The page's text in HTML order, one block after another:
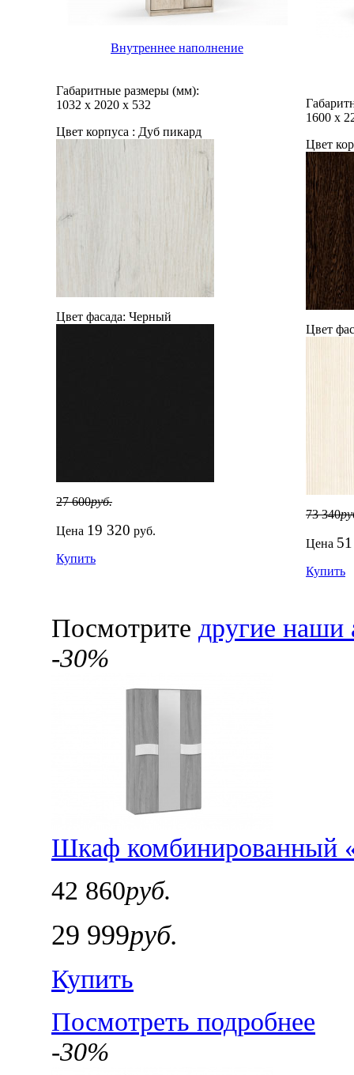
Внутреннее наполнение
Габаритные размеры (мм):
1032 х 2020 х 532
Цвет корпуса : Дуб пикард
Цвет фасада: Черный
27 600руб.
Цена 19 320 руб.
Купить
1600 х
Цвет
Цвет
73 340
Цена
Купить
Посмотрите другие наши
-30%
Шкаф комбинированный
42 860руб.
29 999руб.
Купить
Посмотреть подробнее
-30%